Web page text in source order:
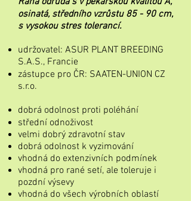
osinatá, středního vzrůstu 85 - 90 cm,
s vysokou stres tolerancí.
udržovatel: ASUR PLANT BREEDING
S.A.S., Francie
zástupce pro ČR: SAATEN-UNION CZ
s.r.o.
dobrá odolnost proti poléhání
střední odnoživost
velmi dobrý zdravotní stav
dobrá odolnost k vyzimování
vhodná do extenzivních podmínek
vhodná pro rané setí, ale toleruje i
pozdní výsevy
vhodná do všech výrobních oblastí